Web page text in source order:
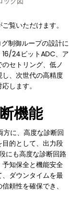
覧いただけます。
制御ループの設計に
16/24ビットADC、ア
セトリング、低ノ
、次世代の高精度
します。
機能
方に、高度な診断回
的として、出力段
にも高度な診断回路
知保全と機能安全
ダウンタイムを最
頼性を確保でき、